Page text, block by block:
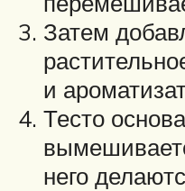
Затем
и
Тесто
него